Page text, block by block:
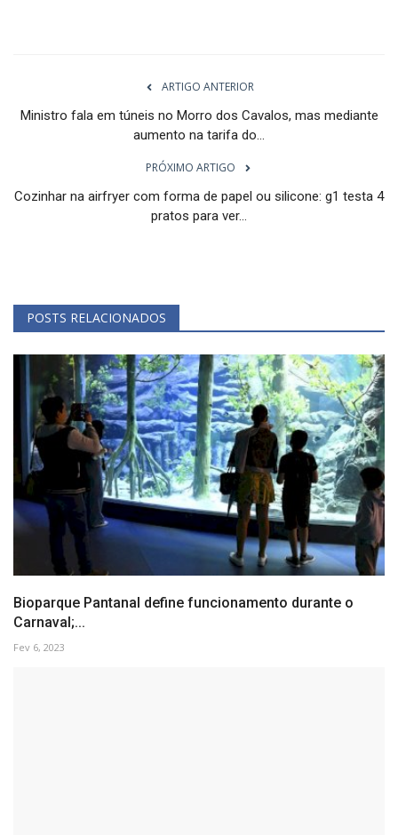
ARTIGO ANTERIOR
Ministro fala em túneis no Morro dos Cavalos, mas mediante
aumento na tarifa do...
PRÓXIMO ARTIGO
Cozinhar na airfryer com forma de papel ou silicone: g1 testa 4
pratos para ver...
POSTS RELACIONADOS
Bioparque Pantanal define funcionamento durante o
Carnaval;...
Fev 6, 2023